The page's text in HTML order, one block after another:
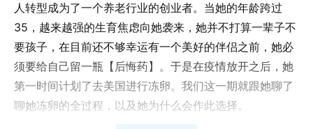
人转型成为了一个养老行业的创业者。当她的年龄跨过
35，越来越强的生育焦虑向她袭来，她并不打算一辈子不
要孩子，在目前还不够幸运有一个美好的伴侣之前，她必
须要给自己留一瓶【后悔药】。于是在疫情放开之后，她
第一时间计划了去美国进行冻卵。我们这一期就跟她聊了
聊她冻卵的全过程，以及她为什么会作此选择。